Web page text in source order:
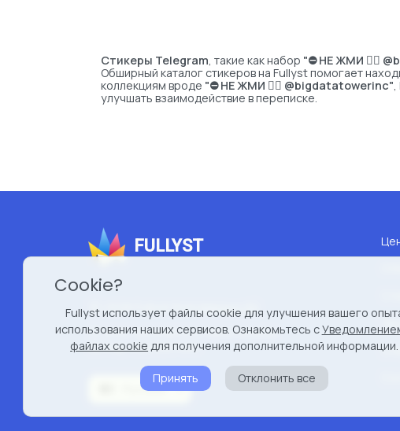
Стикеры Telegram , такие как набор "⛔️ НЕ ЖМИ 👉🏻
Обширный каталог стикеров на Fullyst помогает
коллекциям вроде "⛔️ НЕ ЖМИ 👉🏻 @bigdatatowerinc"
улучшать взаимодействие в переписке.
FULLYST
2026 Fullyst from Improvy OÜ
10145, Tornimäe tn 5, Tallinn, Estonia
Reg. code 16377480
Русский
Cookie?
Fullyst использует файлы cookie для улучшения вашего
использования наших сервисов. Ознакомьтесь с
файлах cookie для получения дополнительной информации.
Принять Отклонить все